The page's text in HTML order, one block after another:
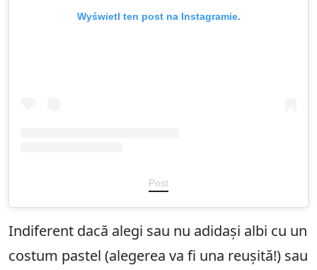
Wyświetl ten post na Instagramie.
Post
Indiferent dacă alegi sau nu adidași albi cu un
costum pastel (alegerea va fi una reușită!) sau